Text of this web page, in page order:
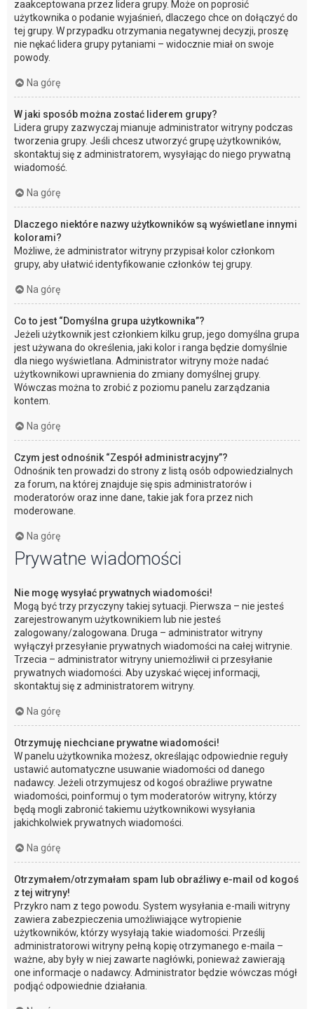
zaakceptowana przez lidera grupy. Może on poprosić
użytkownika o podanie wyjaśnień, dlaczego chce on dołączyć do
tej grupy. W przypadku otrzymania negatywnej decyzji, proszę
nie nękać lidera grupy pytaniami – widocznie miał on swoje
powody.
Na górę
W jaki sposób można zostać liderem grupy?
Lidera grupy zazwyczaj mianuje administrator witryny podczas
tworzenia grupy. Jeśli chcesz utworzyć grupę użytkowników,
skontaktuj się z administratorem, wysyłając do niego prywatną
wiadomość.
Na górę
Dlaczego niektóre nazwy użytkowników są wyświetlane innymi
kolorami?
Możliwe, że administrator witryny przypisał kolor członkom
grupy, aby ułatwić identyfikowanie członków tej grupy.
Na górę
Co to jest “Domyślna grupa użytkownika”?
Jeżeli użytkownik jest członkiem kilku grup, jego domyślna grupa
jest używana do określenia, jaki kolor i ranga będzie domyślnie
dla niego wyświetlana. Administrator witryny może nadać
użytkownikowi uprawnienia do zmiany domyślnej grupy.
Wówczas można to zrobić z poziomu panelu zarządzania
kontem.
Na górę
Czym jest odnośnik “Zespół administracyjny”?
Odnośnik ten prowadzi do strony z listą osób odpowiedzialnych
za forum, na której znajduje się spis administratorów i
moderatorów oraz inne dane, takie jak fora przez nich
moderowane.
Na górę
Prywatne wiadomości
Nie mogę wysyłać prywatnych wiadomości!
Mogą być trzy przyczyny takiej sytuacji. Pierwsza – nie jesteś
zarejestrowanym użytkownikiem lub nie jesteś
zalogowany/zalogowana. Druga – administrator witryny
wyłączył przesyłanie prywatnych wiadomości na całej witrynie.
Trzecia – administrator witryny uniemożliwił ci przesyłanie
prywatnych wiadomości. Aby uzyskać więcej informacji,
skontaktuj się z administratorem witryny.
Na górę
Otrzymuję niechciane prywatne wiadomości!
W panelu użytkownika możesz, określając odpowiednie reguły
ustawić automatyczne usuwanie wiadomości od danego
nadawcy. Jeżeli otrzymujesz od kogoś obraźliwe prywatne
wiadomości, poinformuj o tym moderatorów witryny, którzy
będą mogli zabronić takiemu użytkownikowi wysyłania
jakichkolwiek prywatnych wiadomości.
Na górę
Otrzymałem/otrzymałam spam lub obraźliwy e-mail od kogoś
z tej witryny!
Przykro nam z tego powodu. System wysyłania e-maili witryny
zawiera zabezpieczenia umożliwiające wytropienie
użytkowników, którzy wysyłają takie wiadomości. Prześlij
administratorowi witryny pełną kopię otrzymanego e-maila –
ważne, aby były w niej zawarte nagłówki, ponieważ zawierają
one informacje o nadawcy. Administrator będzie wówczas mógł
podjąć odpowiednie działania.